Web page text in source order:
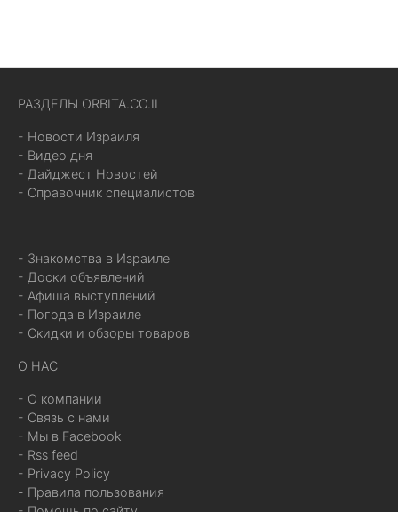
РАЗДЕЛЫ ORBITA.CO.IL
- Новости Израиля
- Видео дня
- Дайджест Новостей
- Справочник специалистов
- Знакомства в Израиле
- Доски объявлений
- Афиша выступлений
- Погода в Израиле
- Скидки и обзоры товаров
О НАС
- О компании
- Связь с нами
- Мы в Facebook
- Rss feed
- Privacy Policy
- Правила пользования